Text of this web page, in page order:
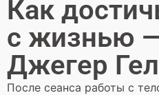
Как
с жизнью
Джегер
После сеанса работы с